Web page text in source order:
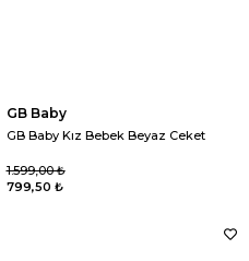
GB Baby
GB Baby Kız Bebek Beyaz Ceket
799,50 ₺
1.599,00 ₺